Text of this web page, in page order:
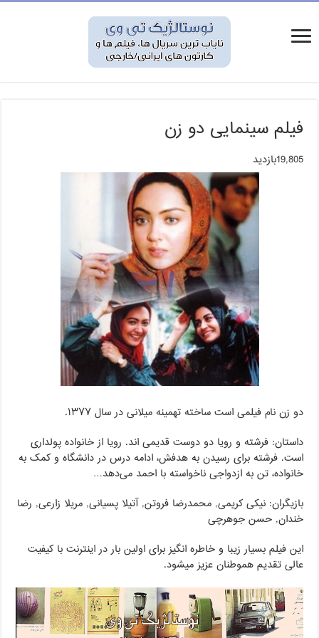
فیلم سینمایی دو زن
19,805بازدید
دو زن نام فیلمی است ساخته تهمینه میلانی در سال ۱۳۷۷.
داستان: فرشته و رویا دو دوست قدیمی اند. رویا از خانواده پولداری
است. فرشته برای رسیدن به هدفش، ادامه درس در دانشگاه و کمک به
خانواده، تن به ازدواجی ناخواسته با احمد می‌دهد…
بازیگران: نیکی کریمی, محمدرضا فروتن, آتیلا پسیانی, مریلا زارعی, رضا
خندان, حسن جوهرچی
این فیلم بسیار زیبا و خاطره انگیز برای اولین بار در اینترنت با کیفیت
عالی تقدیم هموطنان عزیز میشود.